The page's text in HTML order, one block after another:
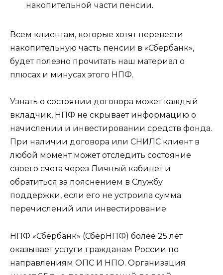
накопительной части пенсии.
Всем клиентам, которые хотят перевести
накопительную часть пенсии в «Сбербанк»,
будет полезно прочитать наш материал о
плюсах и минусах этого НПФ.
Узнать о состоянии договора может каждый
вкладчик, НПФ не скрывает информацию о
начислении и инвестировании средств фонда.
При наличии договора или СНИЛС клиент в
любой момент может отследить состояние
своего счета через Личный кабинет и
обратиться за пояснением в Службу
поддержки, если его не устроила сумма
перечислений или инвестирование.
НПФ «Сбербанк» (СберНПФ) более 25 лет
оказывает услуги гражданам России по
направлениям ОПС И НПО. Организация